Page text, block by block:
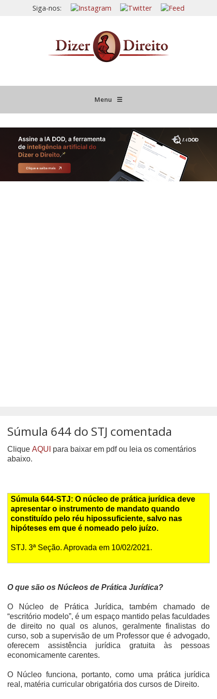
Siga-nos:
Menu ☰
JURISPRUDÊNCIA COMENTADA
INFORMATIVOS COMENTADOS
Súmula 644 do STJ comentada
Clique AQUI para baixar em pdf ou leia os comentários
abaixo.
Súmula 644-STJ: O núcleo de prática jurídica deve
apresentar o instrumento de mandato quando
constituído pelo réu hipossuficiente, salvo nas
hipóteses em que é nomeado pelo juízo.
STJ. 3ª Seção. Aprovada em 10/02/2021.
O que são os Núcleos de Prática Jurídica?
O Núcleo de Prática Jurídica, também chamado de
“escritório modelo”, é um espaço mantido pelas faculdades
de direito no qual os alunos, geralmente finalistas do
curso, sob a supervisão de um Professor que é advogado,
oferecem assistência jurídica gratuita às pessoas
economicamente carentes.
O Núcleo funciona, portanto, como uma prática jurídica
real, matéria curricular obrigatória dos cursos de Direito.